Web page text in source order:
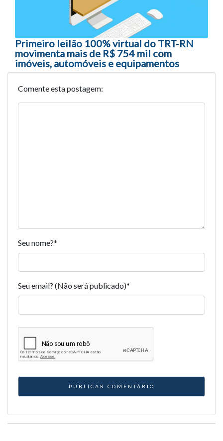
Primeiro leilão 100% virtual do TRT-RN
movimenta mais de R$ 754 mil com
imóveis, automóveis e equipamentos
Comente esta postagem:
Seu nome?*
Seu email? (Não será publicado)*